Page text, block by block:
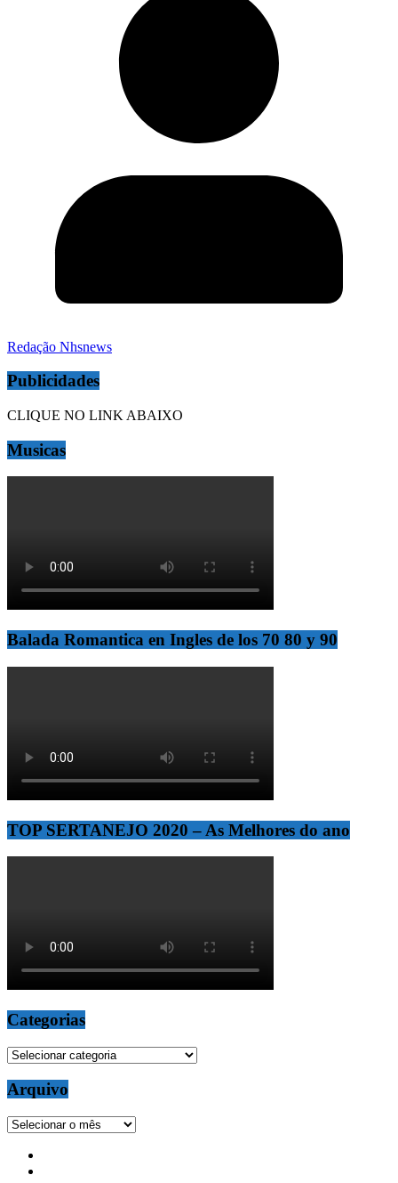
Redação Nhsnews
Publicidades
CLIQUE NO LINK ABAIXO
Musicas
Balada Romantica en Ingles de los 70 80 y 90
TOP SERTANEJO 2020 – As Melhores do ano
Categorias
Categorias
Arquivo
Arquivo